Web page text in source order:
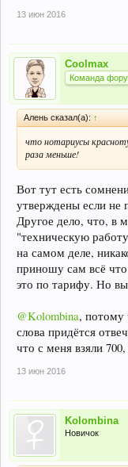
13 июн 2016
Coolmax
Команда
Алень сказал(а): ↑
что нотариусы
раза меньше!
Вот тут есть
утверждены если не
Другое дело, что, в
"техническую
на самом деле,
приношу сам всё
это по тарифу. Но
@Kolombina, потому
слова придётся
что с меня взяли
13 июн 2016
Kolombina
Новичок